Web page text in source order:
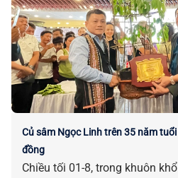
Củ sâm Ngọc Linh trên 35 năm
đồng
Chiều tối 01-8, trong khuôn